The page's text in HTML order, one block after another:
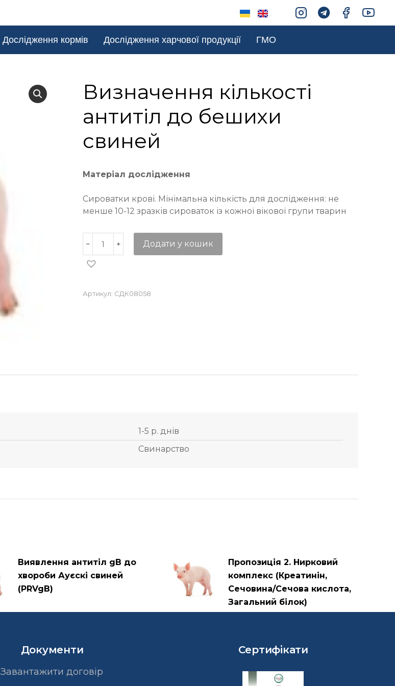
Дослідження кормів Дослідження харчової продукції ГМО
Визначення кількості
антитіл до бешихи
свиней
Матеріал дослідження
Сироватки крові. Мінімальна кількість для дослідження: не
менше 10-12 зразків сироваток із кожної вікової групи тварин
Додати у кошик
Артикул: СДК08058
1-5 р. днів
Свинарство
Виявлення антитіл gB до
хвороби Ауєскі свиней
(PRVgB)
Пропозиція 2. Нирковий
комплекс (Креатинін,
Сечовина/Сечова кислота,
Загальний білок)
Документи
Завантажити договір
Сертифікати